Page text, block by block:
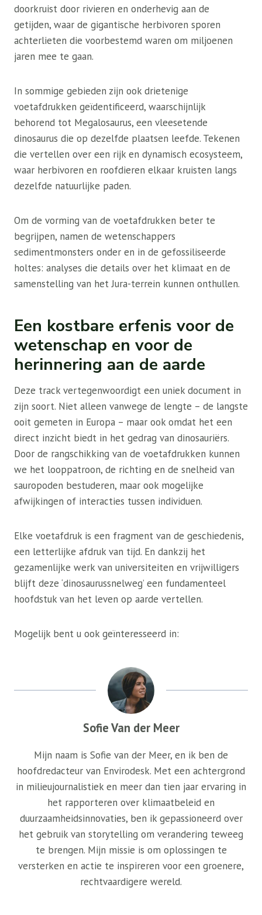
doorkruist door rivieren en onderhevig aan de
getijden, waar de gigantische herbivoren sporen
achterlieten die voorbestemd waren om miljoenen
jaren mee te gaan.
In sommige gebieden zijn ook drietenige
voetafdrukken geïdentificeerd, waarschijnlijk
behorend tot Megalosaurus, een vleesetende
dinosaurus die op dezelfde plaatsen leefde. Tekenen
die vertellen over een rijk en dynamisch ecosysteem,
waar herbivoren en roofdieren elkaar kruisten langs
dezelfde natuurlijke paden.
Om de vorming van de voetafdrukken beter te
begrijpen, namen de wetenschappers
sedimentmonsters onder en in de gefossiliseerde
holtes: analyses die details over het klimaat en de
samenstelling van het Jura-terrein kunnen onthullen.
Een kostbare erfenis voor de
wetenschap en voor de
herinnering aan de aarde
Deze track vertegenwoordigt een uniek document in
zijn soort. Niet alleen vanwege de lengte – de langste
ooit gemeten in Europa – maar ook omdat het een
direct inzicht biedt in het gedrag van dinosauriërs.
Door de rangschikking van de voetafdrukken kunnen
we het looppatroon, de richting en de snelheid van
sauropoden bestuderen, maar ook mogelijke
afwijkingen of interacties tussen individuen.
Elke voetafdruk is een fragment van de geschiedenis,
een letterlijke afdruk van tijd. En dankzij het
gezamenlijke werk van universiteiten en vrijwilligers
blijft deze ‘dinosaurussnelweg’ een fundamenteel
hoofdstuk van het leven op aarde vertellen.
Mogelijk bent u ook geïnteresseerd in:
Sofie Van der Meer
Mijn naam is Sofie van der Meer, en ik ben de
hoofdredacteur van Envirodesk. Met een achtergrond
in milieujournalistiek en meer dan tien jaar ervaring in
het rapporteren over klimaatbeleid en
duurzaamheidsinnovaties, ben ik gepassioneerd over
het gebruik van storytelling om verandering teweeg
te brengen. Mijn missie is om oplossingen te
versterken en actie te inspireren voor een groenere,
rechtvaardigere wereld.